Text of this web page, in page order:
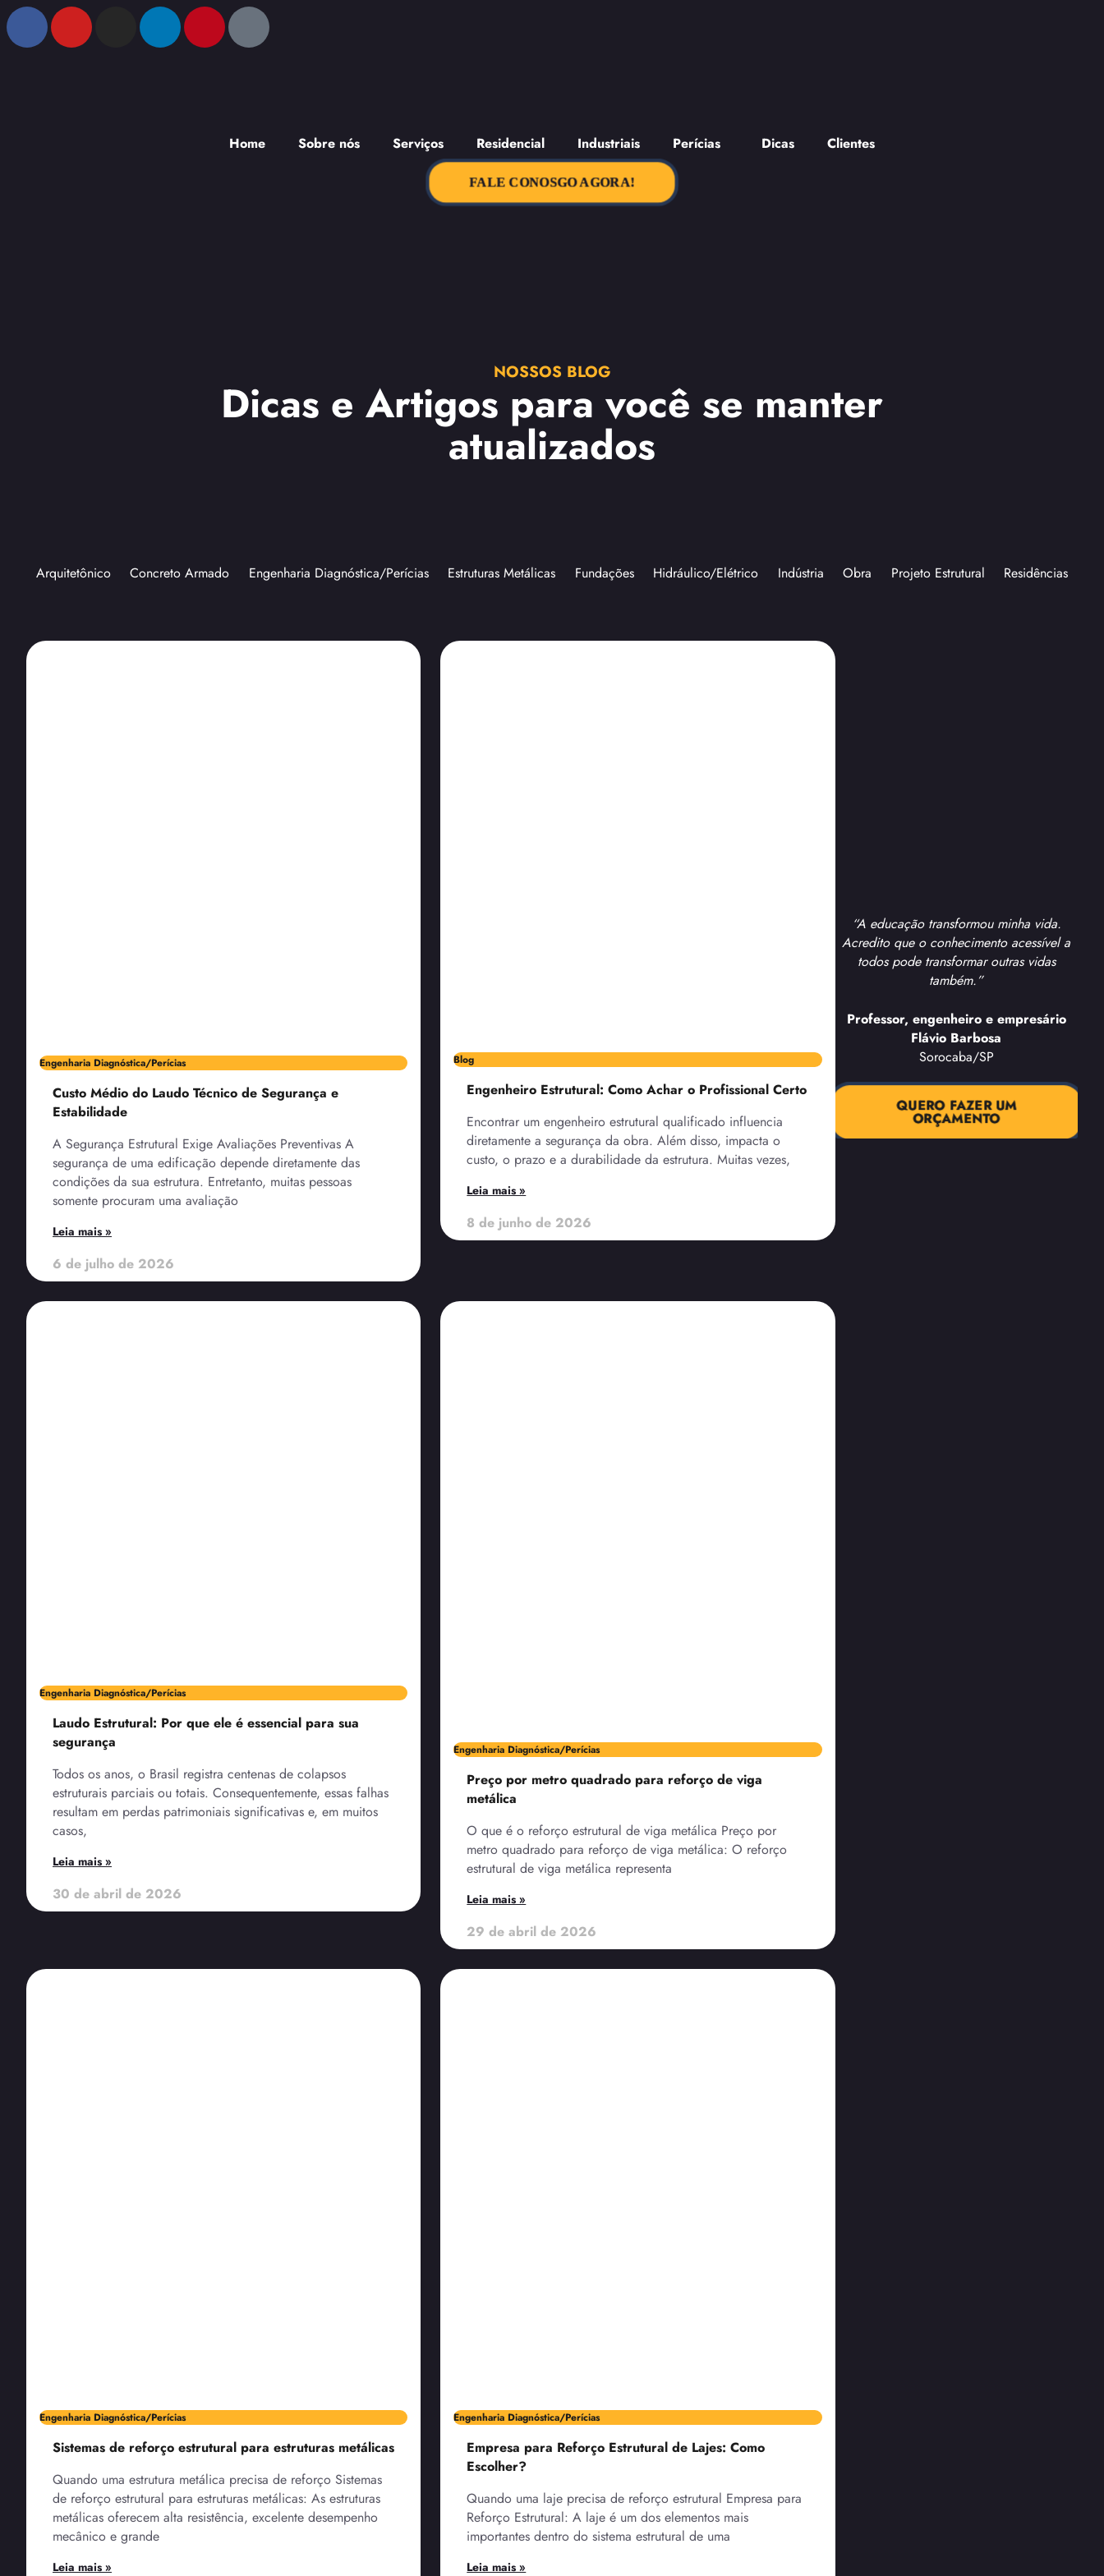
Home Sobre nós Serviços Residencial Industriais Perícias Dicas Clientes
FALE CONOSGO AGORA!
NOSSOS BLOG
Dicas e Artigos para você se manter
atualizados
Arquitetônico Concreto Armado Engenharia Diagnóstica/Perícias Estruturas Metálicas Fundações Hidráulico/Elétrico Indústria Obra Projeto Estrutural Residências
Engenharia Diagnóstica/Perícias
Custo Médio do Laudo Técnico de Segurança e
Estabilidade
A Segurança Estrutural Exige Avaliações Preventivas A
segurança de uma edificação depende diretamente das
condições da sua estrutura. Entretanto, muitas pessoas
somente procuram uma avaliação
Leia mais »
6 de julho de 2026
Blog
Engenheiro Estrutural: Como Achar o Profissional Certo
Encontrar um engenheiro estrutural qualificado influencia
diretamente a segurança da obra. Além disso, impacta o
custo, o prazo e a durabilidade da estrutura. Muitas vezes,
Leia mais »
8 de junho de 2026
Engenharia Diagnóstica/Perícias
Laudo Estrutural: Por que ele é essencial para sua
segurança
Todos os anos, o Brasil registra centenas de colapsos
estruturais parciais ou totais. Consequentemente, essas falhas
resultam em perdas patrimoniais significativas e, em muitos
casos,
Leia mais »
30 de abril de 2026
Engenharia Diagnóstica/Perícias
Preço por metro quadrado para reforço de viga
metálica
O que é o reforço estrutural de viga metálica Preço por
metro quadrado para reforço de viga metálica: O reforço
estrutural de viga metálica representa
Leia mais »
29 de abril de 2026
Engenharia Diagnóstica/Perícias
Sistemas de reforço estrutural para estruturas metálicas
Quando uma estrutura metálica precisa de reforço Sistemas
de reforço estrutural para estruturas metálicas: As estruturas
metálicas oferecem alta resistência, excelente desempenho
mecânico e grande
Leia mais »
Engenharia Diagnóstica/Perícias
Empresa para Reforço Estrutural de Lajes: Como
Escolher?
Quando uma laje precisa de reforço estrutural Empresa para
Reforço Estrutural: A laje é um dos elementos mais
importantes dentro do sistema estrutural de uma
Leia mais »
“A educação transformou minha vida.
Acredito que o conhecimento acessível a
todos pode transformar outras vidas
também.”
Professor, engenheiro e empresário
Flávio Barbosa
Sorocaba/SP
QUERO FAZER UM
ORÇAMENTO